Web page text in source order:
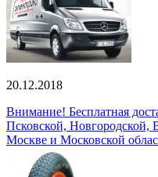
20.12.2018
Внимание! Бесплатная
Псковской, Новгородской,
Москве и Московской